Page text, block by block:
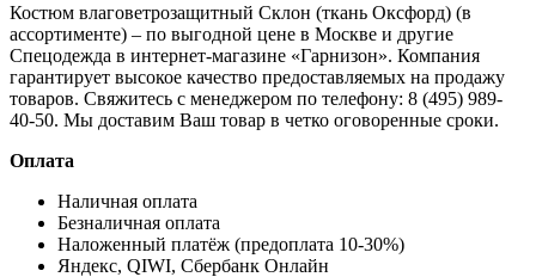
Костюм влаговетрозащитный Склон (ткань Оксфорд) (в
ассортименте) – по выгодной цене в Москве и другие
Спецодежда в интернет-магазине «Гарнизон». Компания
гарантирует высокое качество предоставляемых на продажу
товаров. Свяжитесь с менеджером по телефону: 8 (495) 989-
40-50. Мы доставим Ваш товар в четко оговоренные сроки.
Оплата
Наличная оплата
Безналичная оплата
Наложенный платёж (предоплата 10-30%)
Яндекс, QIWI, Сбербанк Онлайн